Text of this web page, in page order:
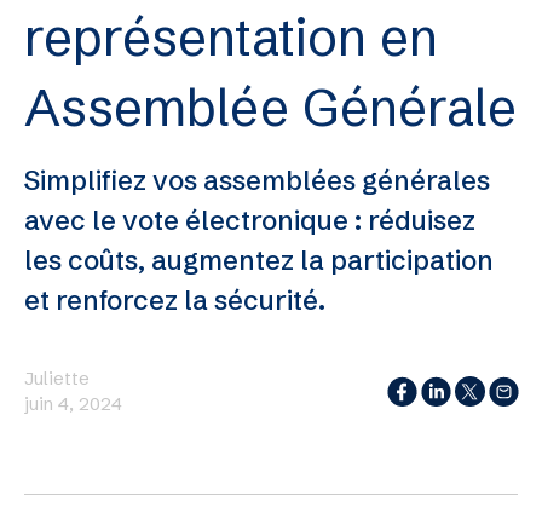
représentation en
Assemblée Générale
Simplifiez vos assemblées générales
avec le vote électronique : réduisez
les coûts, augmentez la participation
et renforcez la sécurité.
Juliette
juin 4, 2024